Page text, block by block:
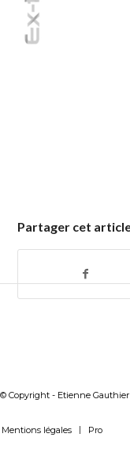
Partager cet
© Copyright - Etienne
Mentions légales Pro